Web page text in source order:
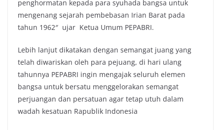
penghormatan kepada para syuhada bangsa untuk
mengenang sejarah pembebasan Irian Barat pada
tahun 1962″ ujar Ketua Umum PEPABRI.
Lebih lanjut dikatakan dengan semangat juang yang
telah diwariskan oleh para pejuang, di hari ulang
tahunnya PEPABRI ingin mengajak seluruh elemen
bangsa untuk bersatu menggelorakan semangat
perjuangan dan persatuan agar tetap utuh dalam
wadah kesatuan Rapublik Indonesia